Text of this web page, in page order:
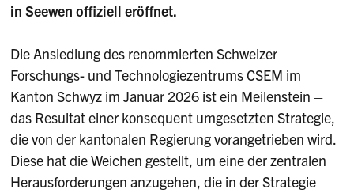
in Seewen offiziell eröffnet.
Die Ansiedlung des renommierten Schweizer
Forschungs- und Technologiezentrums CSEM im
Kanton Schwyz im Januar 2026 ist ein Meilenstein –
das Resultat einer konsequent umgesetzten Strategie,
die von der kantonalen Regierung vorangetrieben wird.
Diese hat die Weichen gestellt, um eine der zentralen
Herausforderungen anzugehen, die in der Strategie